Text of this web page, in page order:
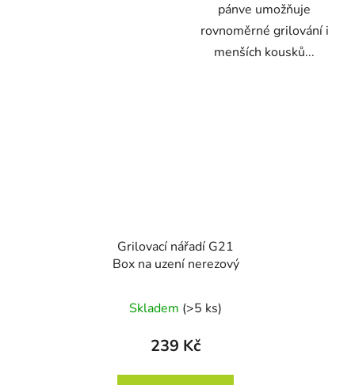
pánve umožňuje
rovnoměrné grilování i
menších kousků...
Grilovací nářadí G21
Box na uzení nerezový
Skladem (>5 ks)
239 Kč